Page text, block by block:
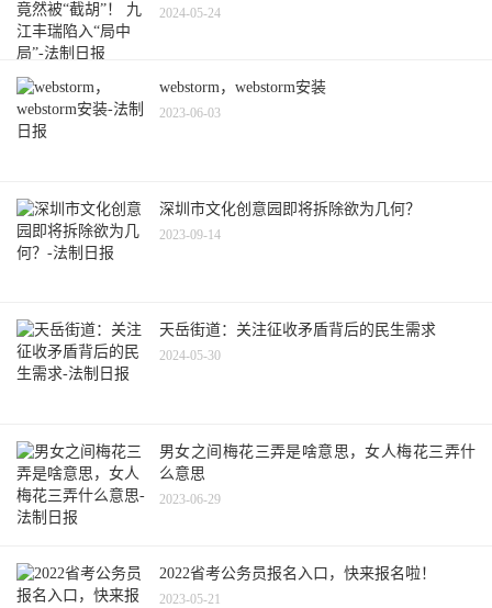
2024-05-24
webstorm，webstorm安装
2023-06-03
深圳市文化创意园即将拆除欲为几何？
2023-09-14
天岳街道：关注征收矛盾背后的民生需求
2024-05-30
男女之间梅花三弄是啥意思，女人梅花三弄什
么意思
2023-06-29
2022省考公务员报名入口，快来报名啦！
2023-05-21